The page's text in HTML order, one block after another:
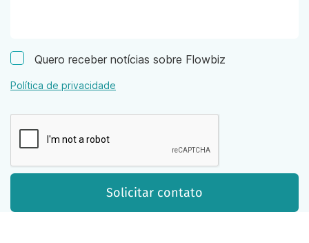
Quero receber notícias sobre Flowbiz
Política de privacidade